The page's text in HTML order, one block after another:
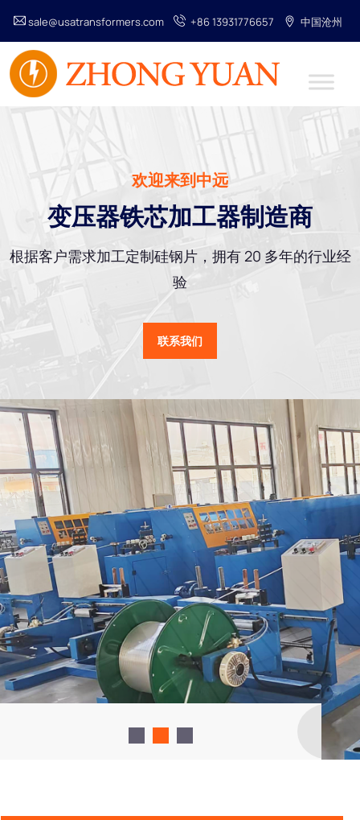
sale@usatransformers.com +86 13931776657 中国沧州
欢迎来到中远
变压器铁芯加工器制造商
根据客户需求加工定制硅钢片，拥有 20 多年的行业经
验
联系我们